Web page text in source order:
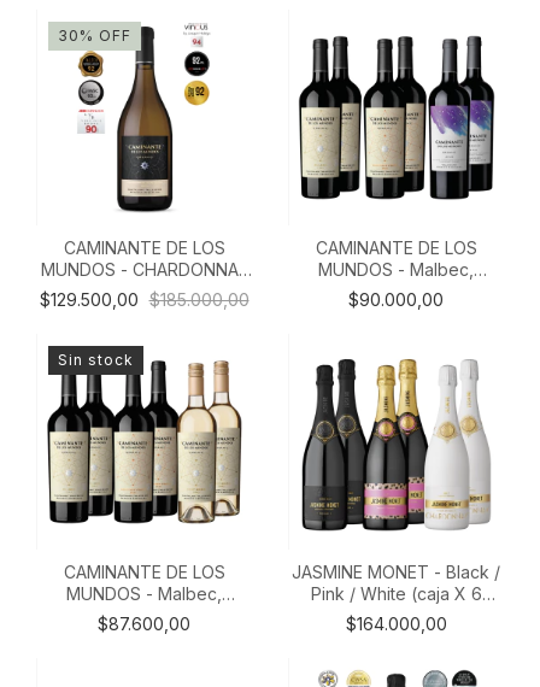
30 % OFF
CAMINANTE DE LOS
MUNDOS - CHARDONNAY
PLUS ULTRA (caja de
madera X 3)
$129.500,00 $185.000,00
CAMINANTE DE LOS
MUNDOS - Malbec,
Cabernet Franc y Blend
(caja X 6 mixta)
$90.000,00
Sin stock
CAMINANTE DE LOS
MUNDOS - Malbec,
Cabernet Franc y Pinot
Grigio (caja X 6 mixta)
$87.600,00
JASMINE MONET - Black /
Pink / White (caja X 6
mixta)
$164.000,00